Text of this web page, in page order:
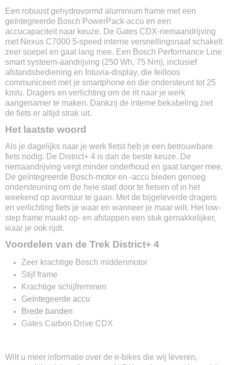
Aluminium
Aandrijving
Gates Carbon Drive CDX
Max. snelheid
25 km/u
Gewicht
26.7 kg
Wielmaat
27.5 Inch
Soort accu
Lithium-ion
400 / 545 / 725 / 800 Wh
Actieradius
Tot 240km
Uitneembare accu
Vervangbare accu
Ja
Oplaadtijd
Stroomoutput motor
250w
Type motor
Bosch Performance Line
Motor kracht
Rotatie- en krachtsensor
Verlichting achter
Een robuust gehydrovormd aluminium frame met een
geïntegreerde Bosch PowerPack-accu en een
accucapaciteit naar keuze. De Gates CDX-riemaandrijving
met Nexus C7000 5-speed interne versnellingsnaaf schakelt
zeer soepel en gaat lang mee. Een Bosch Performance Line
smart systeem-aandrijving (250 Wh, 75 Nm), inclusief
afstandsbediening en Intuvia-display, die feilloos
communiceert met je smartphone en die ondersteunt tot 25
km/u. Dragers en verlichting om de rit naar je werk
aangenamer te maken. Dankzij de interne bekabeling ziet
de fiets er altijd strak uit.
Het laatste woord
Als je dagelijks naar je werk fietst heb je een betrouwbare
fiets nodig. De District+ 4 is dan de beste keuze. De
riemaandrijving vergt minder onderhoud en gaat langer mee.
De geïntegreerde Bosch-motor en -accu bieden genoeg
ondersteuning om de hele stad door te fietsen of in het
weekend op avontuur te gaan. Met de bijgeleverde dragers
en verlichting fiets je waar en wanneer je maar wilt. Het low-
step frame maakt op- en afstappen een stuk gemakkelijker,
waar je ook rijdt.
Voordelen van de Trek District+ 4
Zeer krachtige Bosch middenmotor
Stijf frame
Krachtige schijfremmen
Geïntegeerde accu
Brede banden
Gates Carbon Drive CDX
Wilt u meer informatie over de e-bikes die wij leveren,